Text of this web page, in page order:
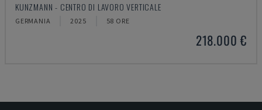
KUNZMANN - CENTRO DI LAVORO VERTICALE
GERMANIA 2025 58 ORE
218.000 €